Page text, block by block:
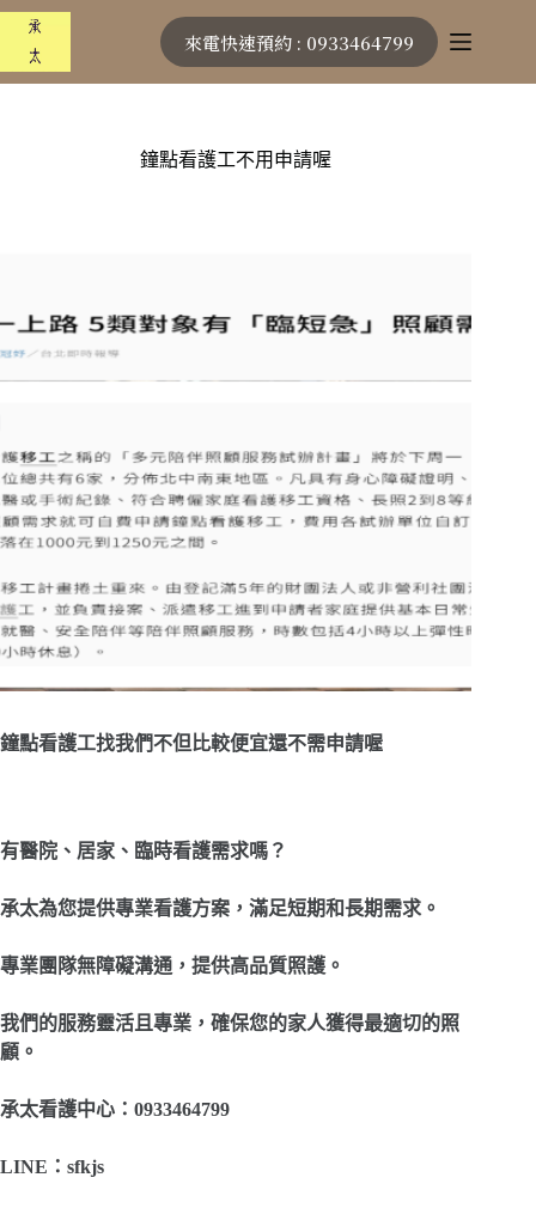
跳
主
來電快速預約 : 0933464799
鐘點看護工不用申請喔
鐘點看護工找我們不但比較便宜還不需申請喔
有醫院、居家、臨時看護需求嗎？
承太為您提供專業看護方案，滿足短期和長期需求。
專業團隊無障礙溝通，提供高品質照護。
我們的服務靈活且專業，確保您的家人獲得最適切的照
顧。
承太看護中心：0933464799
LINE ：sfkjs